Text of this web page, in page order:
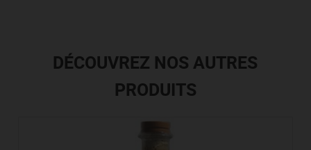
DÉCOUVREZ NOS AUTRES
PRODUITS